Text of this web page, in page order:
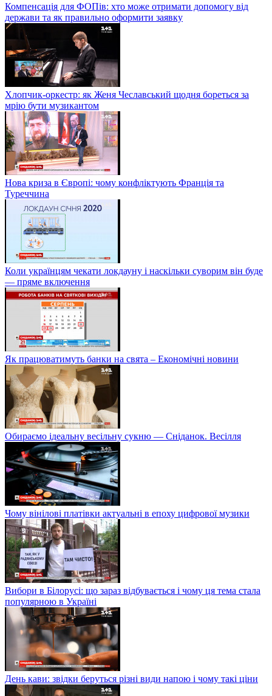
Компенсація для ФОПів: хто може отримати допомогу від
держави та як правильно оформити заявку
Хлопчик-оркестр: як Женя Чеславський щодня бореться за
мрію бути музикантом
Нова криза в Європі: чому конфліктують Франція та
Туреччина
Коли українцям чекати локдауну і наскільки суворим він буде
— пряме включення
Як працюватимуть банки на свята – Економічні новини
Обираємо ідеальну весільну сукню — Сніданок. Весілля
Чому вінілові платівки актуальні в епоху цифрової музики
Вибори в Білорусі: що зараз відбувається і чому ця тема стала
популярною в Україні
День кави: звідки беруться різні види напою і чому такі ціни